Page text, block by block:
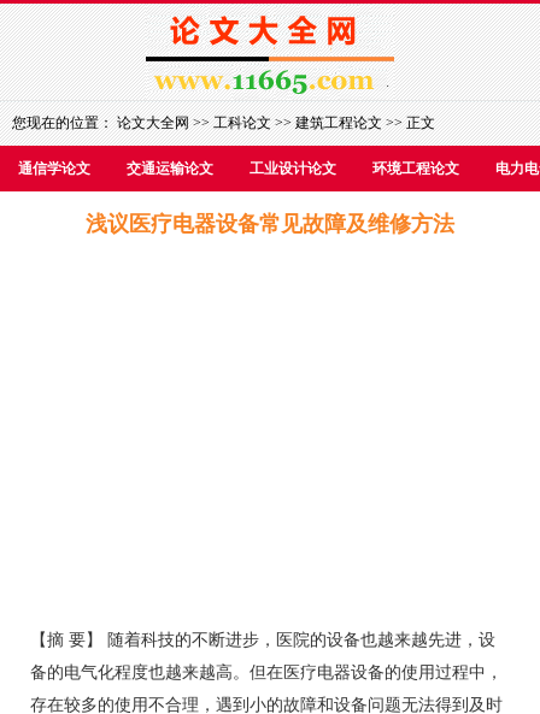
您现在的位置：论文大全网>>工科论文>>建筑工程论文>> 正文
通信学论文 交通运输论文 工业设计论文 环境工程论文 电力
浅议医疗电器设备常见故障及维修方法
【摘 要】 随着科技的不断进步，医院的设备也越来越先进，设
备的电气化程度也越来越高。但在医疗电器设备的使用过程中，
存在较多的使用不合理，遇到小的故障和设备问题无法得到及时